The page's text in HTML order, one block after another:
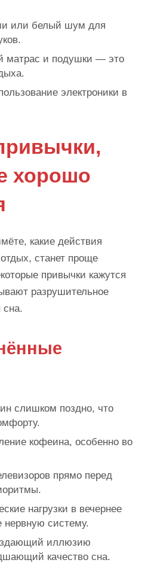
или белый шум для
матрас и подушки — это
электроники в
хорошо
какие действия
станет проще
привычки кажутся
разрушительное
сна.
слишком поздно, что
кофеина, особенно во
прямо перед
нагрузки в вечернее
систему.
иллюзию
качество сна.